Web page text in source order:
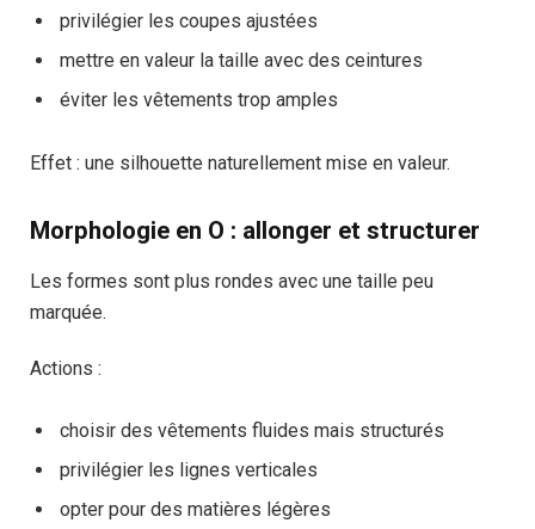
privilégier les coupes ajustées
mettre en valeur la taille avec des ceintures
éviter les vêtements trop amples
Effet : une silhouette naturellement mise en valeur.
Morphologie en O : allonger et structurer
Les formes sont plus rondes avec une taille peu
marquée.
Actions :
choisir des vêtements fluides mais structurés
privilégier les lignes verticales
opter pour des matières légères